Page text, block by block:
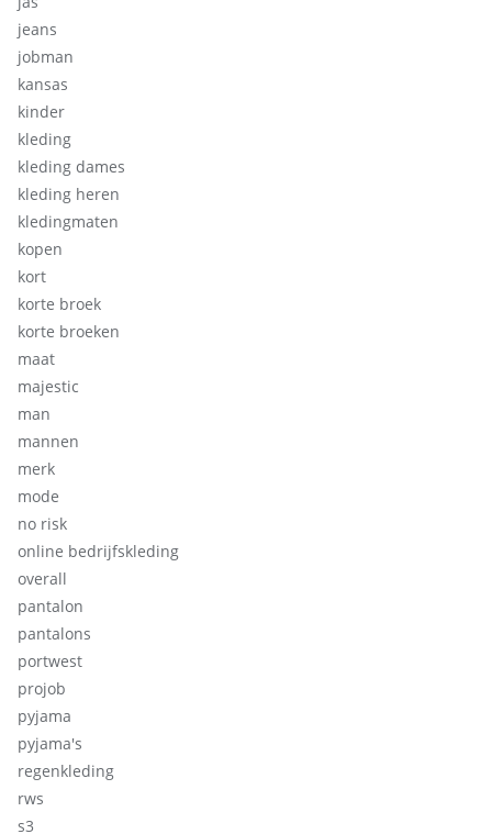
jeans
jobman
kansas
kinder
kleding
kleding dames
kleding heren
kledingmaten
kopen
kort
korte broek
korte broeken
maat
majestic
man
mannen
merk
mode
no risk
online bedrijfskleding
overall
pantalon
pantalons
portwest
projob
pyjama
pyjama's
regenkleding
rws
s3